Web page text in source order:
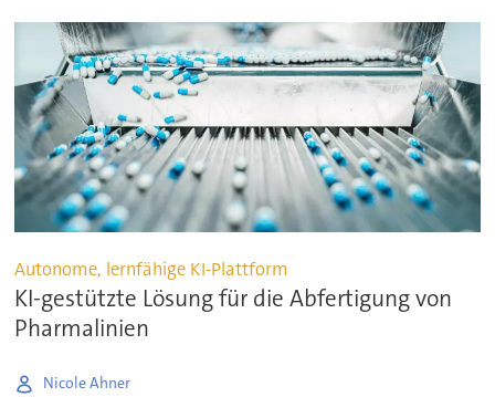
Autonome, lernfähige KI-Plattform
KI-gestützte Lösung für die Abfertigung von
Pharmalinien
Nicole Ahner